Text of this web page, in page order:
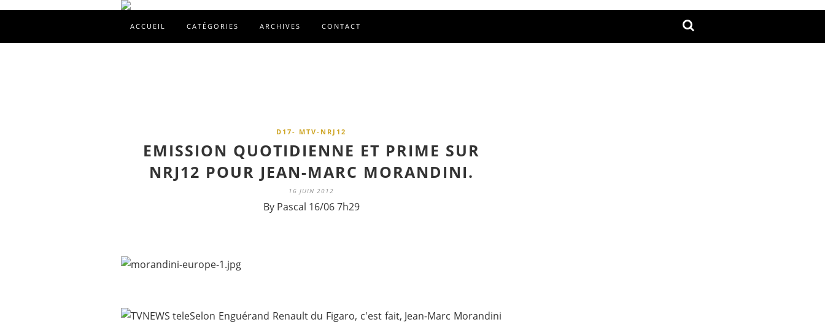
ACCUEIL CATÉGORIES ARCHIVES CONTACT
D17- MTV-NRJ12
EMISSION QUOTIDIENNE ET PRIME SUR
NRJ12 POUR JEAN-MARC MORANDINI.
16 JUIN 2012
By Pascal 16/06 7h29
Selon Enguérand Renault du Figaro, c'est fait, Jean-Marc Morandini